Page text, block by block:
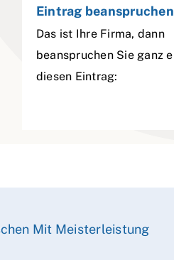
Eintrag
Das ist Ihre Firma, dann
beanspruchen Sie ganz
diesen Eintrag:
Mit Meisterleistung